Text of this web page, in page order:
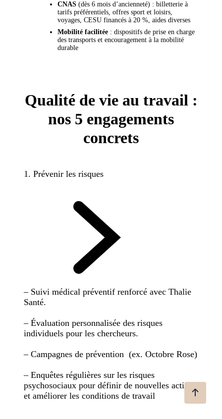
CNAS (dès 6 mois d’ancienneté) : billetterie à
tarifs préférentiels, offres sport et loisirs,
voyages, CESU financés à 20 %, aides diverses
Mobilité facilitée : dispositifs de prise en charge
des transports et encouragement à la mobilité
durable
Qualité de vie au travail :
nos 5 engagements
concrets
1. Prévenir les risques
– Suivi médical préventif renforcé avec Thalie
Santé.
– Évaluation personnalisée des risques
individuels pour les chercheurs.
– Campagnes de prévention (ex. Octobre Rose)
– Enquêtes régulières sur les risques
psychosociaux pour définir de nouvelles actions
et améliorer les conditions de travail